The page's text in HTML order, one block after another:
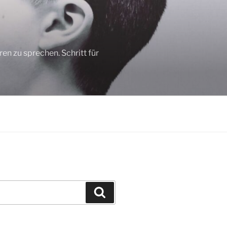
zu sprechen. Schritt für